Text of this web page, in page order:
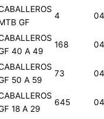
GF
4
40 A 49
168
50 A 59
73
18 A 29
645